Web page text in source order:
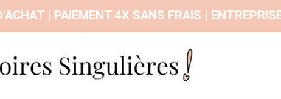
| PAIEMENT 4X SANS FRAIS |